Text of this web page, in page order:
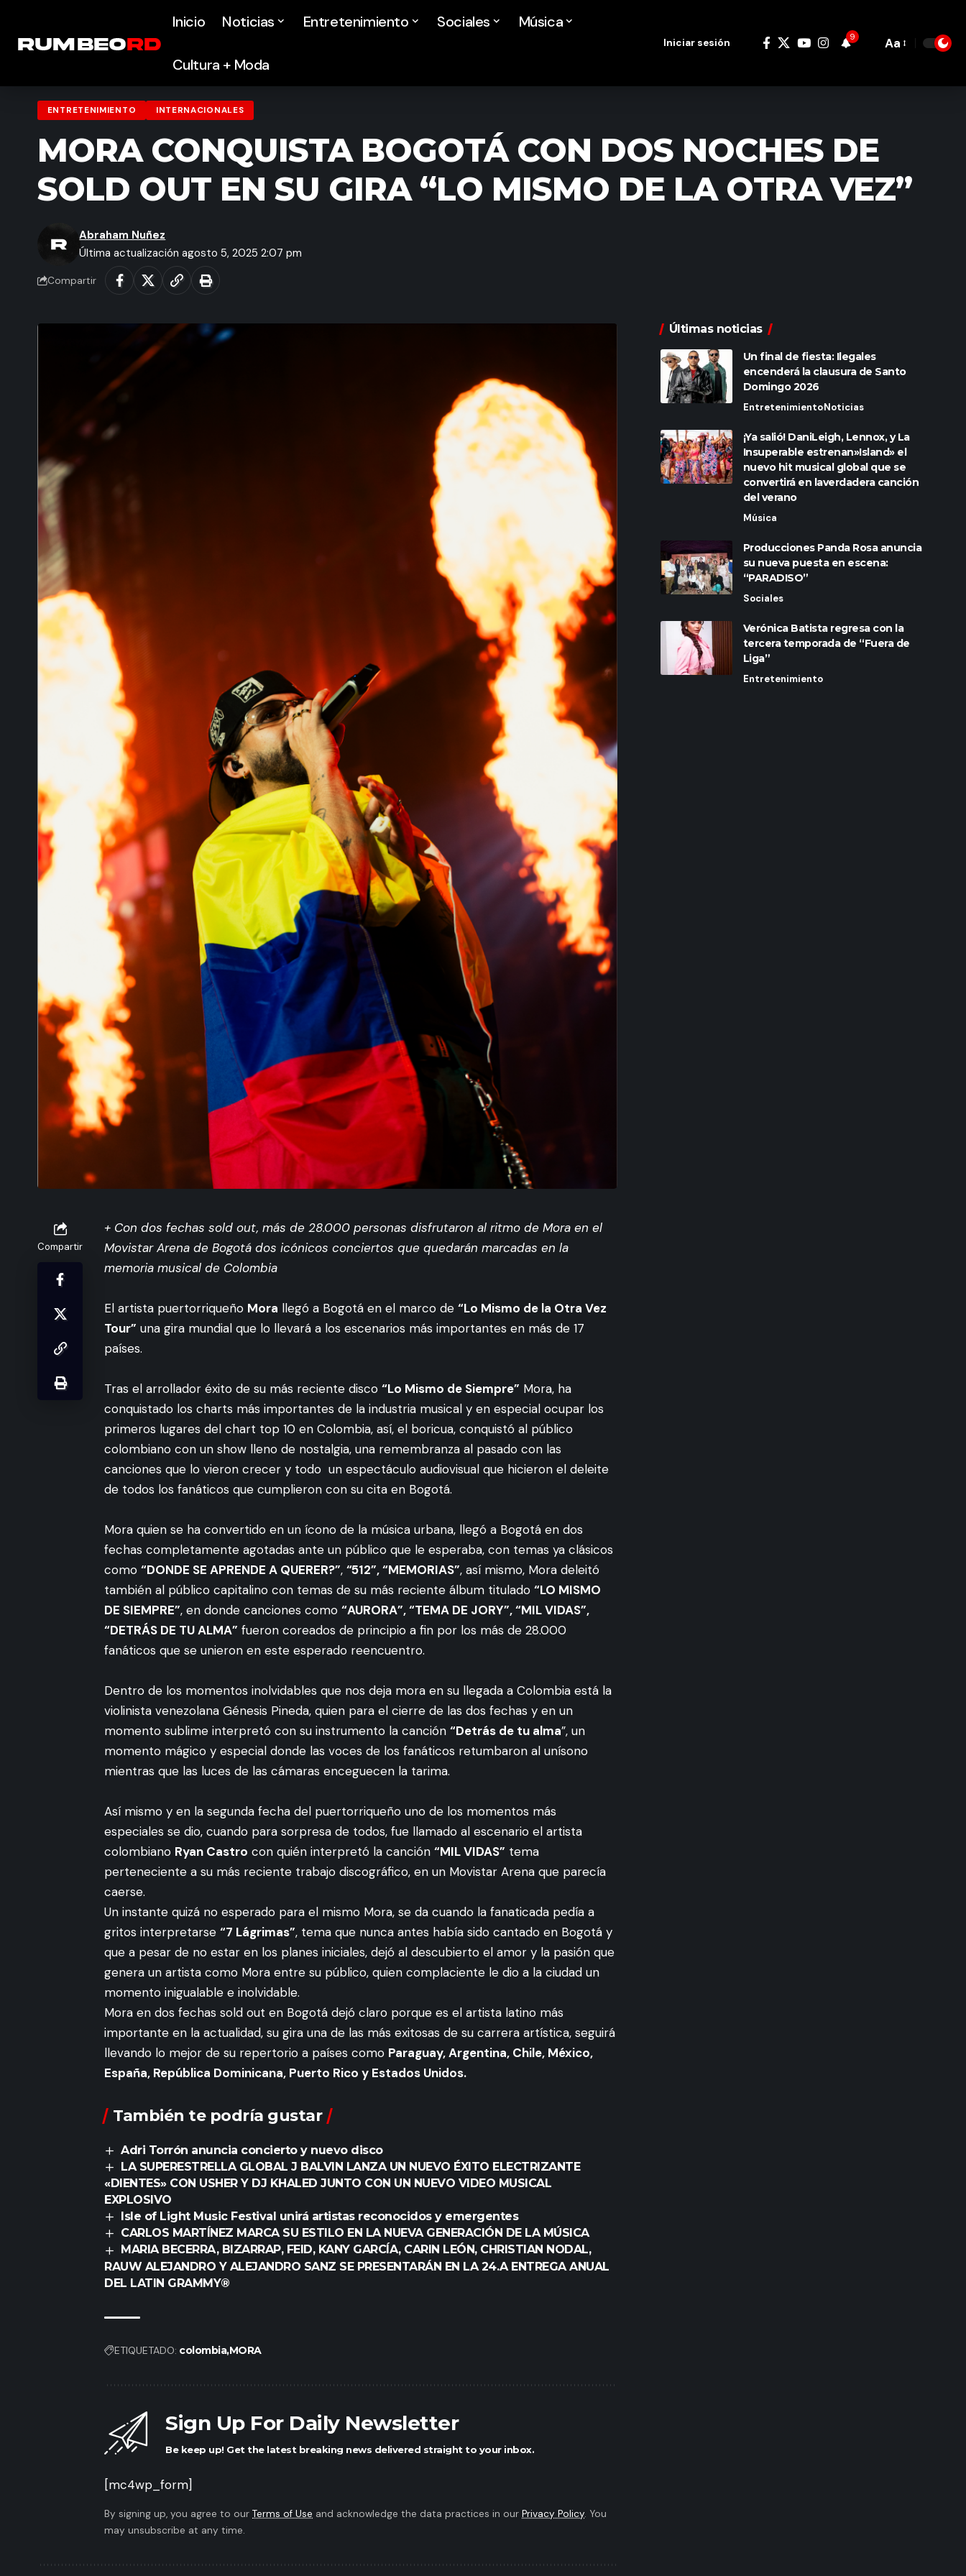
Inicio Noticias Entretenimiento Sociales Música
Cultura + Moda
Iniciar sesión 9
Font
Aa
ENTRETENIMIENTO INTERNACIONALES
MORA CONQUISTA BOGOTÁ CON DOS NOCHES DE
SOLD OUT EN SU GIRA “LO MISMO DE LA OTRA VEZ”
Última actualización agosto 5, 2025 2:07 pm
Abraham Nuñez
Compartir
Compartir
+ Con dos fechas sold out, más de 28.000 personas disfrutaron al ritmo de Mora en el
Movistar Arena de Bogotá dos icónicos conciertos que quedarán marcadas en la
memoria musical de Colombia
El artista puertorriqueño Mora llegó a Bogotá en el marco de “Lo Mismo de la Otra Vez
Tour” una gira mundial que lo llevará a los escenarios más importantes en más de 17
países.
Tras el arrollador éxito de su más reciente disco “Lo Mismo de Siempre” Mora, ha
conquistado los charts más importantes de la industria musical y en especial ocupar los
primeros lugares del chart top 10 en Colombia, así, el boricua, conquistó al público
colombiano con un show lleno de nostalgia, una remembranza al pasado con las
canciones que lo vieron crecer y todo un espectáculo audiovisual que hicieron el deleite
de todos los fanáticos que cumplieron con su cita en Bogotá.
Mora quien se ha convertido en un ícono de la música urbana, llegó a Bogotá en dos
fechas completamente agotadas ante un público que le esperaba, con temas ya clásicos
como “DONDE SE APRENDE A QUERER?”, “512”, “MEMORIAS”, así mismo, Mora deleitó
también al público capitalino con temas de su más reciente álbum titulado “LO MISMO
DE SIEMPRE”, en donde canciones como “AURORA”, “TEMA DE JORY”, “MIL VIDAS”,
“DETRÁS DE TU ALMA” fueron coreados de principio a fin por los más de 28.000
fanáticos que se unieron en este esperado reencuentro.
Dentro de los momentos inolvidables que nos deja mora en su llegada a Colombia está la
violinista venezolana Génesis Pineda, quien para el cierre de las dos fechas y en un
momento sublime interpretó con su instrumento la canción “Detrás de tu alma”, un
momento mágico y especial donde las voces de los fanáticos retumbaron al unísono
mientras que las luces de las cámaras enceguecen la tarima.
Así mismo y en la segunda fecha del puertorriqueño uno de los momentos más
especiales se dio, cuando para sorpresa de todos, fue llamado al escenario el artista
colombiano Ryan Castro con quién interpretó la canción “MIL VIDAS” tema
perteneciente a su más reciente trabajo discográfico, en un Movistar Arena que parecía
caerse.
Un instante quizá no esperado para el mismo Mora, se da cuando la fanaticada pedía a
gritos interpretarse “7 Lágrimas”, tema que nunca antes había sido cantado en Bogotá y
que a pesar de no estar en los planes iniciales, dejó al descubierto el amor y la pasión que
genera un artista como Mora entre su público, quien complaciente le dio a la ciudad un
momento inigualable e inolvidable.
Mora en dos fechas sold out en Bogotá dejó claro porque es el artista latino más
importante en la actualidad, su gira una de las más exitosas de su carrera artística, seguirá
llevando lo mejor de su repertorio a países como Paraguay, Argentina, Chile, México,
España, República Dominicana, Puerto Rico y Estados Unidos.
También te podría gustar
Adri Torrón anuncia concierto y nuevo disco
LA SUPERESTRELLA GLOBAL J BALVIN LANZA UN NUEVO ÉXITO ELECTRIZANTE
«DIENTES» CON USHER Y DJ KHALED JUNTO CON UN NUEVO VIDEO MUSICAL
EXPLOSIVO
Isle of Light Music Festival unirá artistas reconocidos y emergentes
CARLOS MARTÍNEZ MARCA SU ESTILO EN LA NUEVA GENERACIÓN DE LA MÚSICA
MARIA BECERRA, BIZARRAP, FEID, KANY GARCÍA, CARIN LEÓN, CHRISTIAN NODAL,
RAUW ALEJANDRO Y ALEJANDRO SANZ SE PRESENTARÁN EN LA 24.A ENTREGA ANUAL
DEL LATIN GRAMMY®
ETIQUETADO: colombiaMORA
Sign Up For Daily Newsletter
Be keep up! Get the latest breaking news delivered straight to your inbox.
[mc4wp_form]
By signing up, you agree to our Terms of Use and acknowledge the data practices in our Privacy Policy. You
may unsubscribe at any time.
Últimas noticias
Un final de fiesta: Ilegales
encenderá la clausura de Santo
Domingo 2026
EntretenimientoNoticias
¡Ya salió! DaniLeigh, Lennox, y La
Insuperable estrenan»Island» el
nuevo hit musical global que se
convertirá en laverdadera canción
del verano
Música
Producciones Panda Rosa anuncia
su nueva puesta en escena:
“PARADISO”
Sociales
Verónica Batista regresa con la
tercera temporada de “Fuera de
Liga”
Entretenimiento